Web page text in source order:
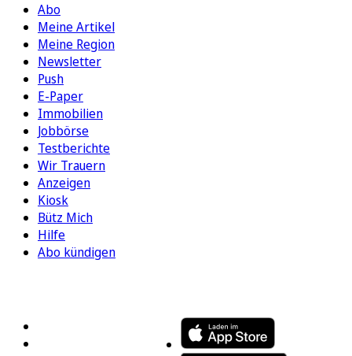
Abo
Meine Artikel
Meine Region
Newsletter
Push
E-Paper
Immobilien
Jobbörse
Testberichte
Wir Trauern
Anzeigen
Kiosk
Bütz Mich
Hilfe
Abo kündigen